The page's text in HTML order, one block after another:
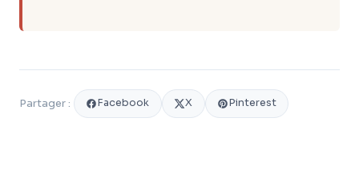
Partager : Facebook X Pinterest